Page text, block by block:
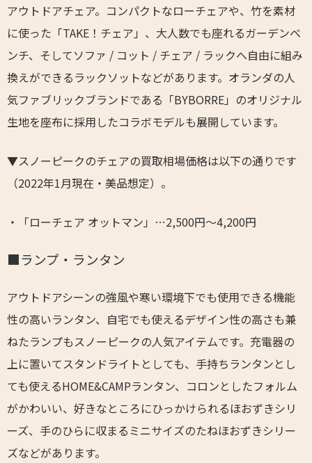
アウトドアチェア。コンパクトなローチェアや、竹を素材
に使った「TAKE！チェア」、大人数でも座れるガーデンベ
ンチ、そしてソファ / コット / チェア / ラックへ自由に組み
換えができるラックソットなどがあります。オランダの人
気ファブリックブランドである「BYBORRE」のオリジナル
生地を座布に採用したコラボモデルも展開しています。
▼スノーピークのチェアの買取相場価格は以下の通りです
（2022年1月現在・美品想定）。
・「ローチェア オットマン」…2,500円～4,200円
■ランプ・ランタン
アウトドアシーンの強風や寒い環境下でも使用できる機能
性の高いランタン、自宅でも使えるデザイン性の高さも兼
ねたランプもスノーピークの人気アイテムです。充電器の
上に置いてスタンドライトとしても、手持ちランタンとし
ても使えるHOME&CAMPランタン、コロンとしたフォルム
がかわいい、好きなところにひっかけられるほおずきシリ
ーズ、手のひらに収まるミニサイズのたねほおずきシリー
ズなどがあります。